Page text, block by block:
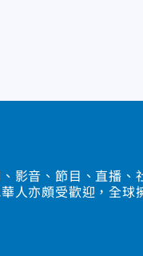
影音、節目、直播、
人亦頗受歡迎，全球